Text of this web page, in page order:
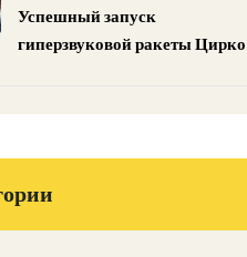
Успешный запуск
гиперзвуковой ракеты